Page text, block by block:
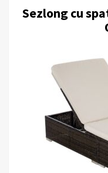
Sezlong cu